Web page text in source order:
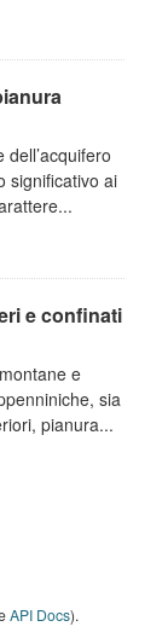
significativo ai
e confinati
e
sia
pianura...
API Docs).